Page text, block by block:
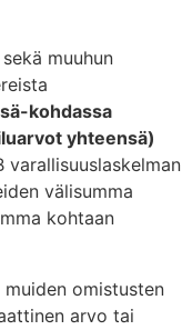
muuhun
kohdassa
yhteensä)
välisumma
kohtaan
omistusten
arvo tai